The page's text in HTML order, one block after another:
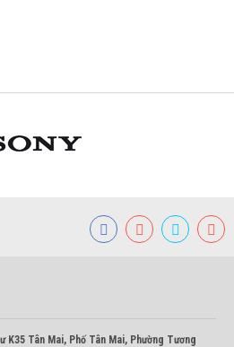
K35 Tân Mai, Phố Tân Mai, Phường Tương